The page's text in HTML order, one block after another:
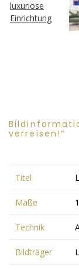
verreisen!“
Titel
Maße
Technik
Bildträger